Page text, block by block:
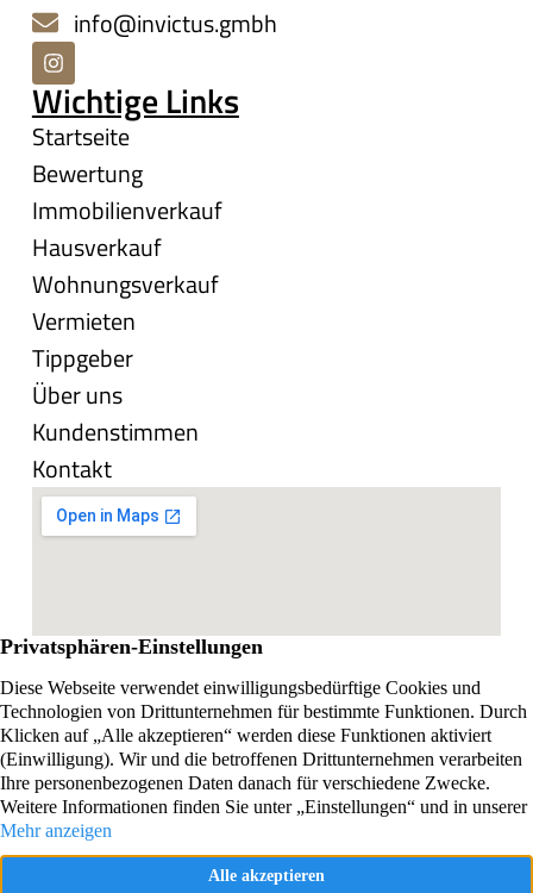
info@invictus.gmbh
Wichtige Links
Startseite
Bewertung
Immobilienverkauf
Hausverkauf
Wohnungsverkauf
Vermieten
Tippgeber
Über uns
Kundenstimmen
Kontakt
Datenschutzerklärung